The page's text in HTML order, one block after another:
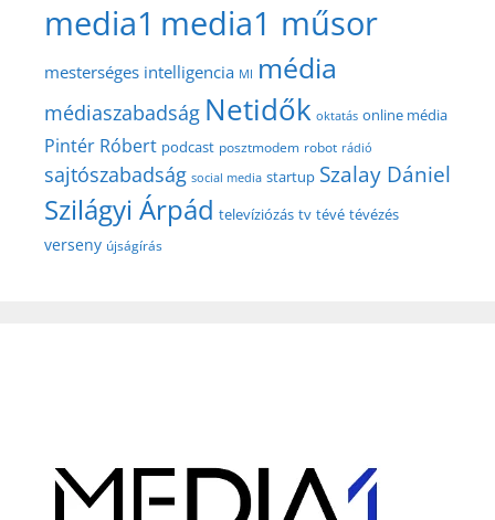
media1 media1 műsor
mesterséges intelligencia MI média
médiaszabadság Netidők oktatás online média
Pintér Róbert podcast posztmodem robot rádió
sajtószabadság social media startup Szalay Dániel
Szilágyi Árpád televíziózás tv tévé tévézés
verseny újságírás